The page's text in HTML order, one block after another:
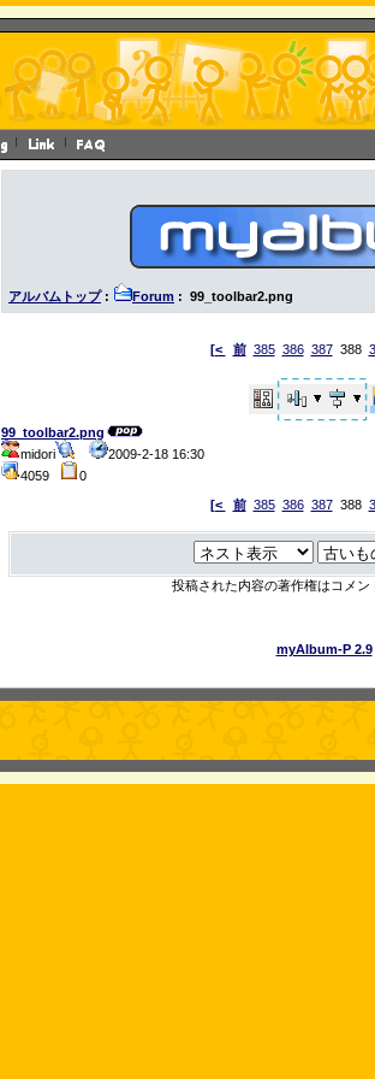
アルバムトップ: Forum : 99_toolbar2.png
[< 前 385 386 387388
99_toolbar2.png
midori
2009-2-18 16:30
4059
0
[<
前 385 386 387388
投稿された内容の著作権はコメン
myAlbum-P 2.9